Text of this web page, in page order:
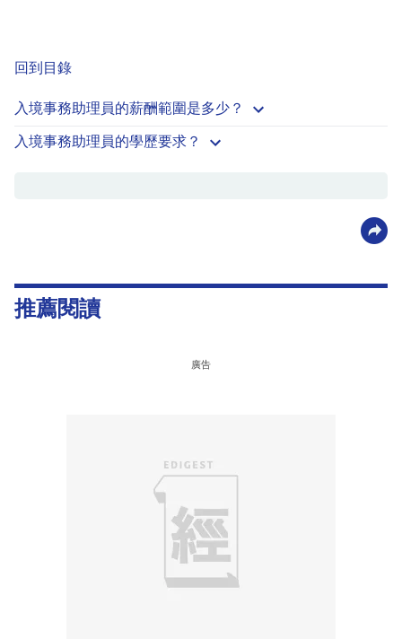
回到目錄
入境事務助理員的薪酬範圍是多少？
入境事務助理員的學歷要求？
推薦閱讀
廣告